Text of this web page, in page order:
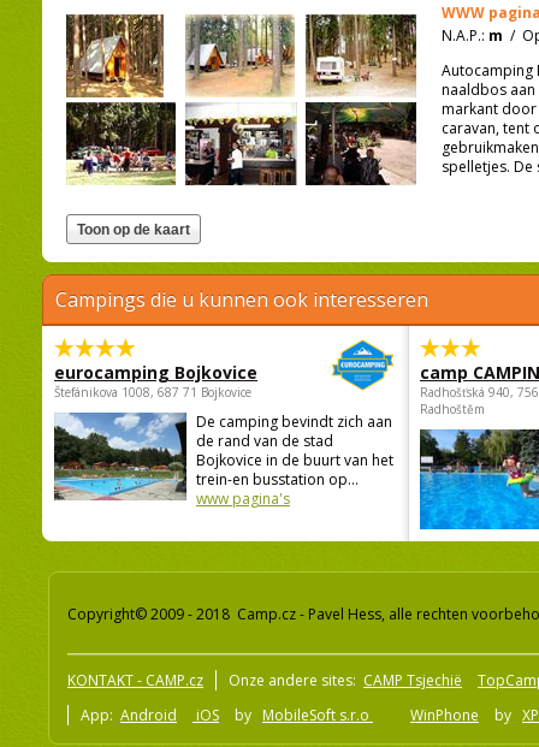
WWW
N.A.P.: m /
Autocamping
naaldbos aan
markant door
caravan, tent
spelletjes.
Campings die u kunnen ook interesseren
eurocamping Bojkovice
Štefánikova 1008, 687 71 Bojkovice
De camping bevindt zich aan
de rand van de stad
Bojkovice in de buurt van het
trein-en busstation op...
www pagina's
camp
Radhošťská 940,
Radhoštěm
Copyright© 2009 - 2018 Camp.cz - Pavel Hess, alle rechten
KONTAKT - CAMP.cz Onze andere sites: CAMP Tsjechië
App: Android iOS by MobileSoft s.r.o WinPhone by